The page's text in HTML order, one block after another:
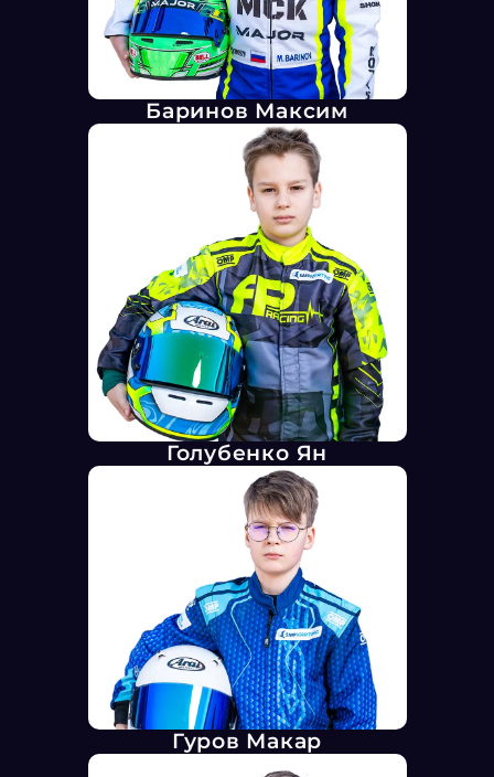
Баринов Максим
Голубенко Ян
Гуров Макар